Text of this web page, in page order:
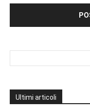
Ultimi articoli